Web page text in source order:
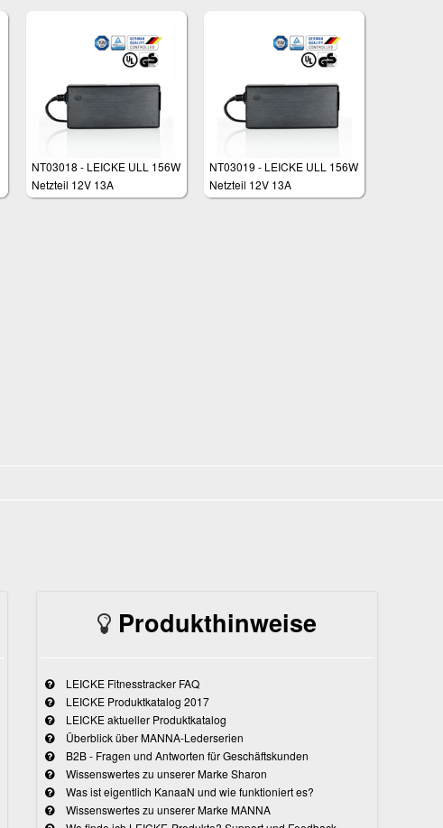
NT03018 - LEICKE ULL 156W
Netzteil 12V 13A
NT03019 - LEICKE ULL 156W
Netzteil 12V 13A
Produkthinweise
LEICKE Fitnesstracker FAQ
LEICKE Produktkatalog 2017
LEICKE aktueller Produktkatalog
Überblick über MANNA-Lederserien
B2B - Fragen und Antworten für Geschäftskunden
Wissenswertes zu unserer Marke Sharon
Was ist eigentlich KanaaN und wie funktioniert es?
Wissenswertes zu unserer Marke MANNA